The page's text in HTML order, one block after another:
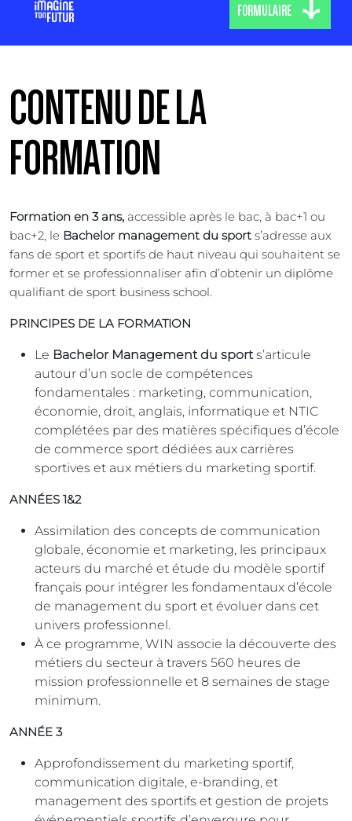
FORMULAIRE
CONTENU DE LA
FORMATION
Formation en 3 ans, accessible après le bac, à bac+1 ou
bac+2, le Bachelor management du sport s’adresse aux
fans de sport et sportifs de haut niveau qui souhaitent se
former et se professionnaliser afin d’obtenir un diplôme
qualifiant de sport business school.
PRINCIPES DE LA FORMATION
Le Bachelor Management du sports’articule
autour d’un socle de compétences
fondamentales : marketing, communication,
économie, droit, anglais, informatique et NTIC
complétées par des matières spécifiques d’école
de commerce sport dédiées aux carrières
sportives et aux métiers du marketing sportif.
ANNÉES 1&2
Assimilation des concepts de communication
globale, économie et marketing, les principaux
acteurs du marché et étude du modèle sportif
français pour intégrer les fondamentaux d’école
de management du sport et évoluer dans cet
univers professionnel.
À ce programme, WIN associe la découverte des
métiers du secteur à travers 560 heures de
mission professionnelle et 8 semaines de stage
minimum.
ANNÉE 3
Approfondissement du marketing sportif,
communication digitale, e-branding, et
management des sportifs et gestion de projets